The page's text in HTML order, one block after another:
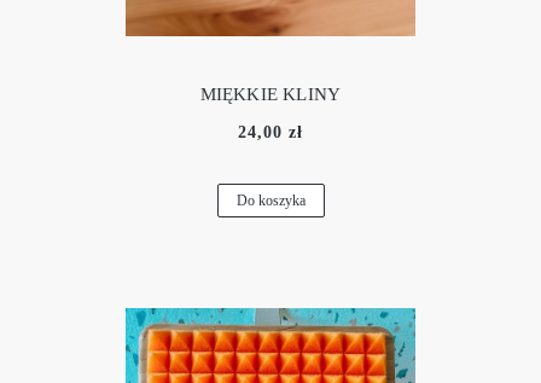
MIĘKKIE KLINY
24,00 zł
Do koszyka